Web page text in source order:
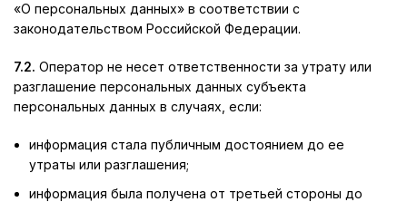
«О персональных данных» в соответствии с
законодательством Российской Федерации.
7.2. Оператор не несет ответственности за утрату или
разглашение персональных данных субъекта
персональных данных в случаях, если:
информация стала публичным достоянием до ее
утраты или разглашения;
информация была получена от третьей стороны до